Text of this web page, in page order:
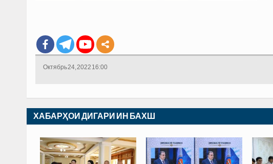
Октябрь 24, 2022 16:00
ХАБАРҲОИ ДИГАРИ ИН БАХШ